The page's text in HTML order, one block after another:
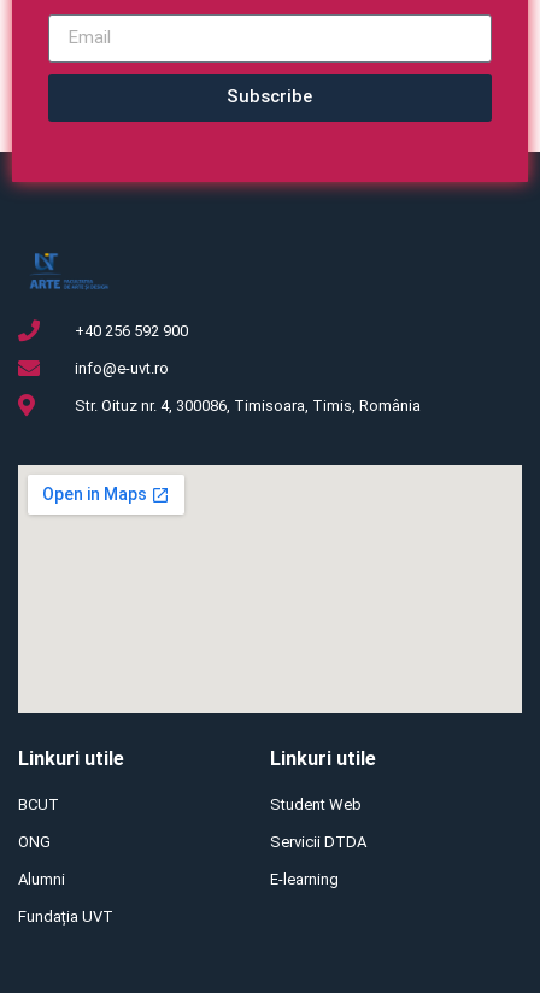
Subscribe
+40 256 592 900
info@e-uvt.ro
Str. Oituz nr. 4, 300086, Timisoara, Timis, România
Linkuri utile
BCUT
ONG
Alumni
Fundația UVT
Linkuri utile
Student Web
Servicii DTDA
E-learning